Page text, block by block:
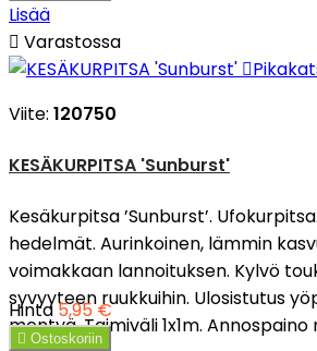
Lisää
 Varastossa

Viite: 120750
KESÄKURPITSA 'Sunburst'
Kesäkurpitsa ’Sunburst’.
hedelmät. Aurinkoinen, lämmin
voimakkaan lannoituksen. Kylvö
syvyyteen ruukkuihin. Ulosistutus
mentyä. Taimiväli 1x1m. Annospaino
Hinta5,95 €
 Ostoskoriin